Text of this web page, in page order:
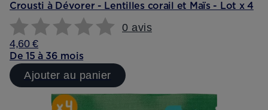
Crousti à Dévorer - Lentilles corail et Maïs - Lot x 4
0 avis
4,60 €
De 15 à 36 mois
Ajouter au panier